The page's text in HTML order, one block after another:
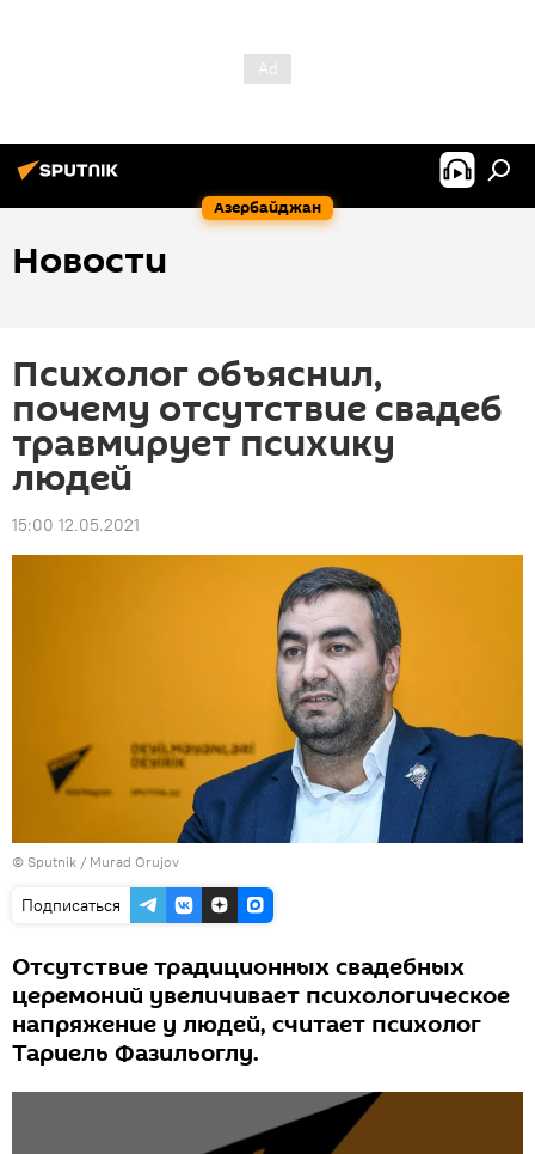
Азербайджан
Новости
Психолог объяснил,
почему отсутствие свадеб
травмирует психику
людей
15:00 12.05.2021
© Sputnik / Murad Orujov
Подписаться
Отсутствие традиционных свадебных
церемоний увеличивает психологическое
напряжение у людей, считает психолог
Тариель Фазильоглу.